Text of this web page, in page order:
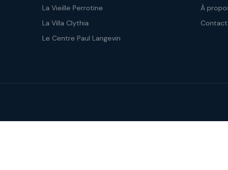
La Vieille Perrotine
La Villa Clythia
Le Centre Paul Langevin
À
Contact